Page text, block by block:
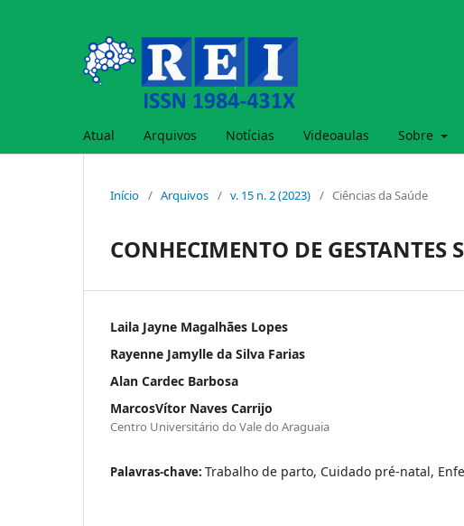
Atual Arquivos Notícias Videoaulas Sobre
Início / Arquivos / v. 15 n. 2 (2023) / Ciências da Saúde
CONHECIMENTO DE GESTANTES
Laila Jayne Magalhães Lopes
Rayenne Jamylle da Silva Farias
Alan Cardec Barbosa
MarcosVítor Naves Carrijo
Centro Universitário do Vale do Araguaia
Palavras-chave: Trabalho de parto, Cuidado pré-natal,